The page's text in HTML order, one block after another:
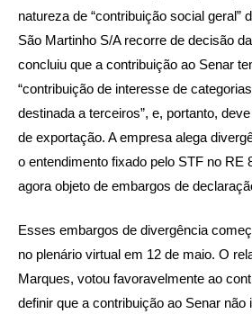
natureza de “contribuição social geral”
São Martinho S/A recorre de decisão
concluiu que a contribuição ao Senar
“contribuição de interesse de
destinada a terceiros”, e, portanto,
de exportação. A empresa alega
o entendimento fixado pelo STF no RE
agora objeto de embargos de
Esses embargos de divergência
no plenário virtual em 12 de maio. O
Marques, votou favoravelmente ao
definir que a contribuição ao Senar não